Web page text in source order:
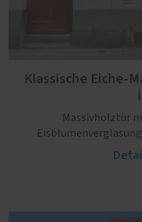
Klassische Eiche-
Massivholztür